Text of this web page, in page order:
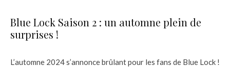
Blue Lock Saison 2 : un automne plein de
surprises !
L’automne 2024 s’annonce brûlant pour les fans de Blue Lock !